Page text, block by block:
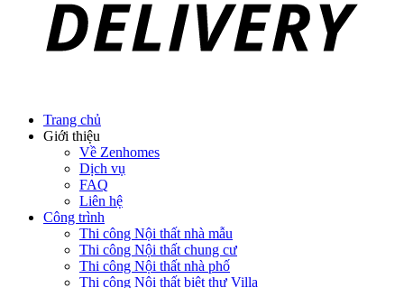
Trang chủ
Giới thiệu
Về Zenhomes
Dịch vụ
FAQ
Liên hệ
Công trình
Thi công Nội thất nhà mẫu
Thi công Nội thất chung cư
Thi công Nội thất nhà phố
Thi công Nội thất biệt thự Villa